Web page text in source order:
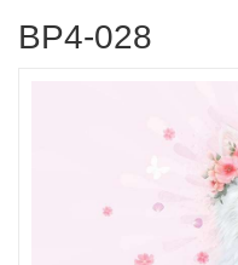
ВР4-028